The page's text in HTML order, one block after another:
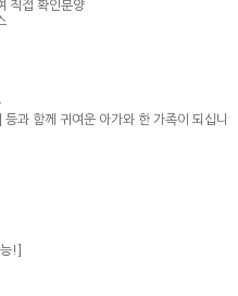
직접 확인분양
등과 함께 귀여운 아가와 한 가족이 되십니
!]